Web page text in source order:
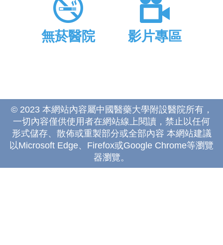
無菸醫院 影片專區
© 2023 本網站內容屬中國醫藥大學附設醫院所有，
一切內容僅供使用者在網站線上閱讀，禁止以任何
形式儲存、散佈或重製部分或全部內容 本網站建議
以Microsoft Edge、Firefox或Google Chrome等瀏覽
器瀏覽。